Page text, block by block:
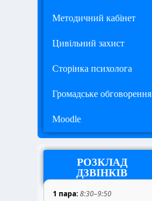
Методичний кабінет
Цивільний захист
Сторінка психолога
Громадське обговорення
Moodle
РОЗКЛАД
ДЗВІНКІВ
1 пара:8:30–9:50